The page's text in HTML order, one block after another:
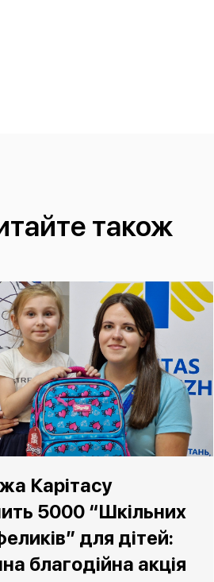
також
Карітасу
5000 “Шкільних
для дітей:
благодійна акція